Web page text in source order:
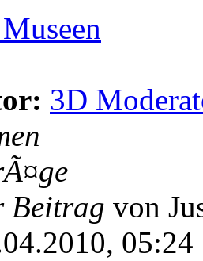
3D
Beitrag von
05:24